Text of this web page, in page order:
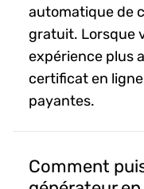
automatique de
gratuit. Lorsque
expérience plus
certificat en
payantes.
Comment